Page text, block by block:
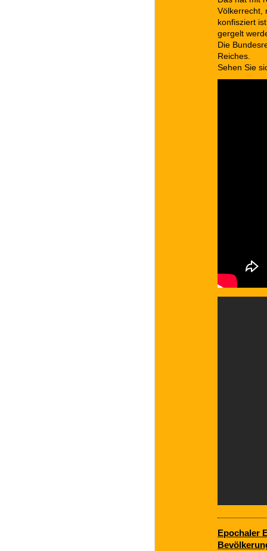
Völkerrecht,
konfisziert
gergelt
Die
Reiches.
Sehen Sie
Epochaler